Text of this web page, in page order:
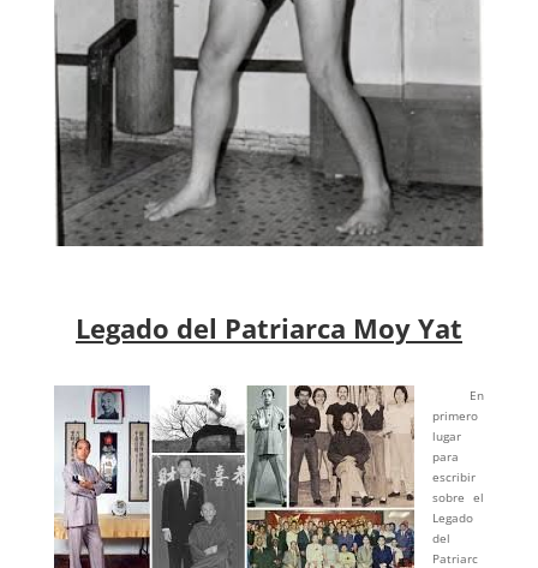
Legado del Patriarca Moy Yat
En
primero
lugar
para
escribir
sobre el
Legado
del
Patriarc